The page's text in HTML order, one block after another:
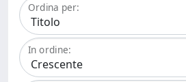
Ordina per:
In ordine: